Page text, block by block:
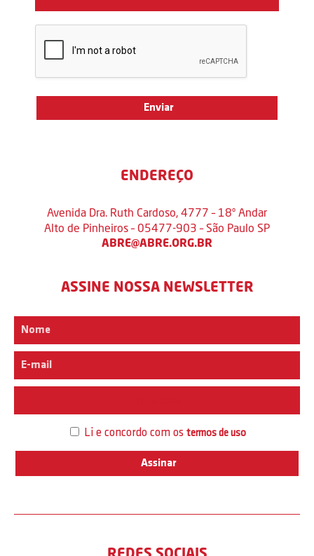
ENDEREÇO
Avenida Dra. Ruth Cardoso, 4777 – 18º Andar
Alto de Pinheiros – 05477-903 – São Paulo SP
ABRE@ABRE.ORG.BR
ASSINE NOSSA NEWSLETTER
Li e concordo com os termos de uso